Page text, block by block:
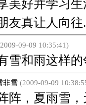
美好并学习
友真让人向往
09-09 10:35:41)
和雨这样的
非雪(2009-09-09
，夏雨雪，